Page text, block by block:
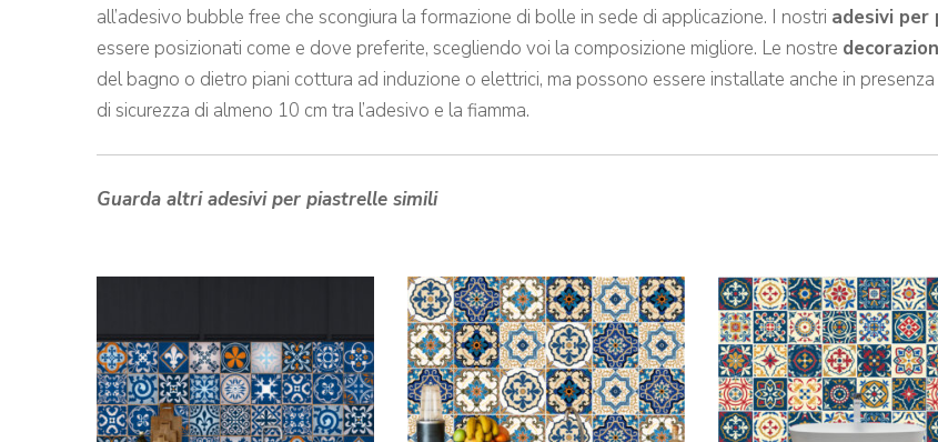
all’adesivo bubble free che scongiura la formazione di bolle in sede di applicazione. I nostri adesivi
essere posizionati come e dove preferite, scegliendo voi la composizione migliore. Le nostre
del bagno o dietro piani cottura ad induzione o elettrici, ma possono essere installate anche in
di sicurezza di almeno 10 cm tra l’adesivo e la fiamma.
Guarda altri adesivi per piastrelle simili